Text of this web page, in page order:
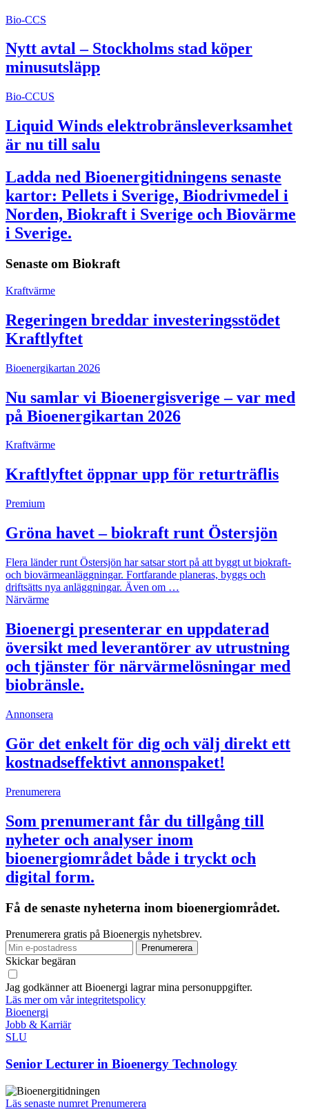
Bio-CCS
Nytt avtal – Stockholms stad köper
minusutsläpp
Bio-CCUS
Liquid Winds elektrobränsleverksamhet
är nu till salu
Ladda ned Bioenergitidningens senaste
kartor: Pellets i Sverige, Biodrivmedel i
Norden, Biokraft i Sverige och Biovärme
i Sverige.
Senaste om Biokraft
Kraftvärme
Regeringen breddar investeringsstödet
Kraftlyftet
Bioenergikartan 2026
Nu samlar vi Bioenergisverige – var med
på Bioenergikartan 2026
Kraftvärme
Kraftlyftet öppnar upp för returträflis
Premium
Gröna havet – biokraft runt Östersjön
Flera länder runt Östersjön har satsar stort på att byggt ut biokraft-
och biovärmeanläggningar. Fortfarande planeras, byggs och
driftsätts nya anläggningar. Även om …
Närvärme
Bioenergi presenterar en uppdaterad
översikt med leverantörer av utrustning
och tjänster för närvärmelösningar med
biobränsle.
Annonsera
Gör det enkelt för dig och välj direkt ett
kostnadseffektivt annonspaket!
Prenumerera
Som prenumerant får du tillgång till
nyheter och analyser inom
bioenergiområdet både i tryckt och
digital form.
Få de senaste nyheterna inom bioenergiområdet.
Prenumerera gratis på Bioenergis nyhetsbrev.
Skickar begäran
Jag godkänner att Bioenergi lagrar mina personuppgifter.
Läs mer om vår integritetspolicy
Bioenergi
Jobb & Karriär
SLU
Senior Lecturer in Bioenergy Technology
Läs senaste numret Prenumerera